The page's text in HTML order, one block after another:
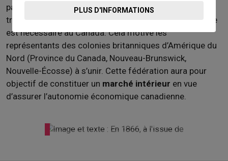
partie des politiciens américains. Après l’abolition du
traité de réciprocité, une nouvelle politique économique
est nécessaire au Canada. Cela motive les
représentants des colonies britanniques d’Amérique du
Nord (Province du Canada, Nouveau-Brunswick,
Nouvelle-Écosse) à s’unir. Cette fédération aura pour
objectif de constituer un marché intérieur en vue
d’assurer l’autonomie économique canadienne.
PLUS D'INFORMATIONS